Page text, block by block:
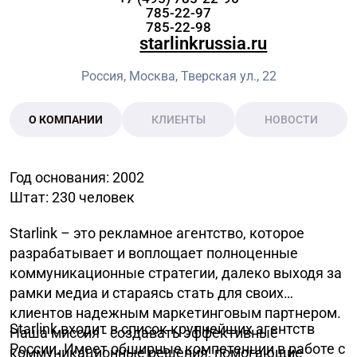
785-22-97
785-22-98
starlinkrussia.ru
Россия, Москва, Тверская ул., 22
О КОМПАНИИ КЛИЕНТЫ НОВОСТИ
Год основания: 2002
Штат: 230 человек
Starlink – это рекламное агентство, которое
разрабатывает и воплощает полноценные
коммуникационные стратегии, далеко выходя за
рамки медиа и стараясь стать для своих
клиентов надежным маркетинговым партнером.
Наша миссия - создавать эффективные
коммуникационные решения, помогающие
Starlink входит в список крупнейших агентств
России. Имеет обширные компетенции в работе с